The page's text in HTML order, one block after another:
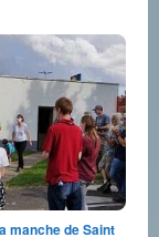
manche de Saint